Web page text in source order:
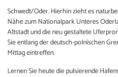
Schwedt/Oder. Hierhin zieht es
Nähe zum Nationalpark Unteres
Altstadt und die neu gestaltete
Sie entlang der deutsch-polnischen
Mittag eintreffen.
Lernen Sie heute die pulsierende